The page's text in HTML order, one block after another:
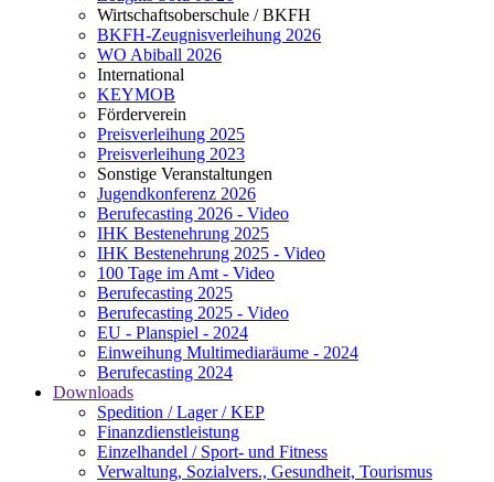
Wirtschaftsoberschule / BKFH
BKFH-Zeugnisverleihung 2026
WO Abiball 2026
International
KEYMOB
Förderverein
Preisverleihung 2025
Preisverleihung 2023
Sonstige Veranstaltungen
Jugendkonferenz 2026
Berufecasting 2026 - Video
IHK Bestenehrung 2025
IHK Bestenehrung 2025 - Video
100 Tage im Amt - Video
Berufecasting 2025
Berufecasting 2025 - Video
EU - Planspiel - 2024
Einweihung Multimediaräume - 2024
Berufecasting 2024
Downloads
Spedition / Lager / KEP
Finanzdienstleistung
Einzelhandel / Sport- und Fitness
Verwaltung, Sozialvers., Gesundheit, Tourismus